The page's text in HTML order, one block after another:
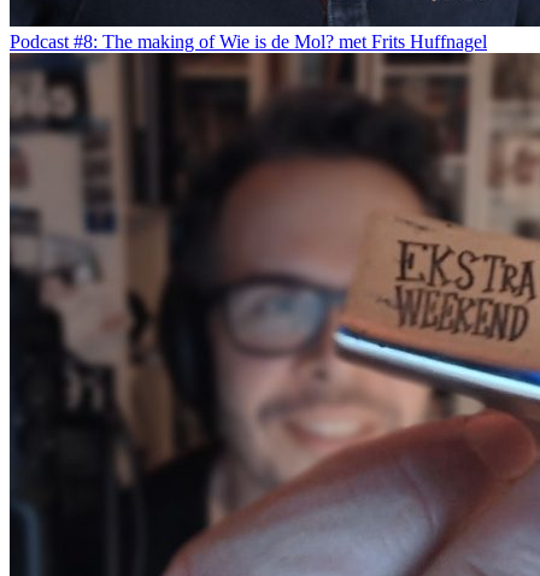
Podcast #8: The making of Wie is de Mol? met Frits Huffnagel